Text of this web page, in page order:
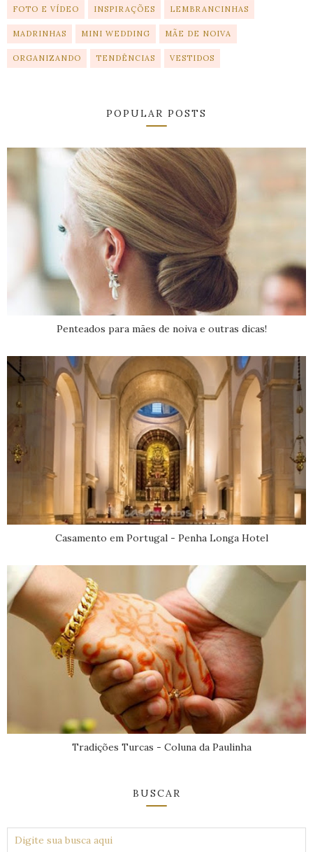
FOTO E VÍDEO INSPIRAÇÕES LEMBRANCINHAS
MADRINHAS MINI WEDDING MÃE DE NOIVA
ORGANIZANDO TENDÊNCIAS VESTIDOS
POPULAR POSTS
Penteados para mães de noiva e outras dicas!
Casamento em Portugal - Penha Longa Hotel
Tradições Turcas - Coluna da Paulinha
BUSCAR